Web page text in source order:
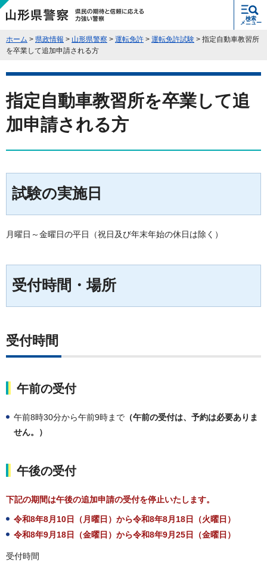
県民の期待と信頼に応える力強い警
察 山形県警察
検索
メニュー
ホーム > 県政情報 > 山形県警察 > 運転免許 > 運転免許試験 > 指定自動車教習所
を卒業して追加申請される方
指定自動車教習所を卒業して追
加申請される方
試験の実施日
月曜日～金曜日の平日（祝日及び年末年始の休日は除く）
受付時間・場所
受付時間
午前の受付
午前8時30分から午前9時まで （午前の受付は、予約は必要ありま
せん。）
午後の受付
下記の期間は午後の追加申請の受付を停止いたします。
令和8年8月10日（月曜日）から令和8年8月18日（火曜日）
令和8年9月18日（金曜日）から令和8年9月25日（金曜日）
受付時間